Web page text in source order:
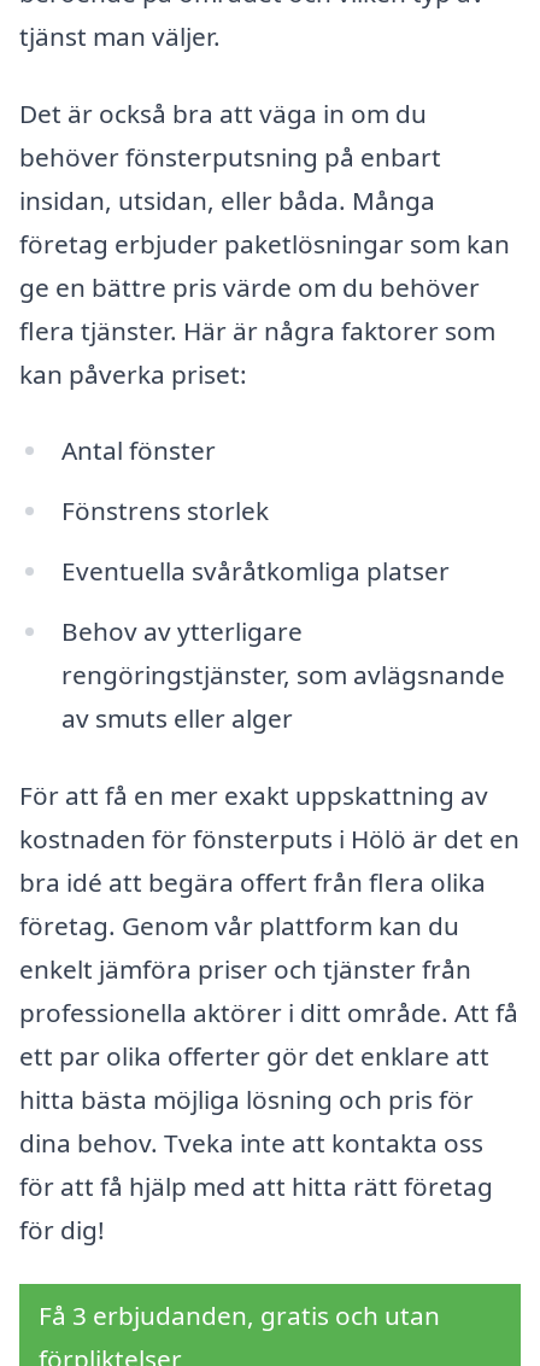
tjänst man väljer.
Det är också bra att väga in om du
behöver fönsterputsning på enbart
insidan, utsidan, eller båda. Många
företag erbjuder paketlösningar som kan
ge en bättre pris värde om du behöver
flera tjänster. Här är några faktorer som
kan påverka priset:
Antal fönster
Fönstrens storlek
Eventuella svåråtkomliga platser
Behov av ytterligare
rengöringstjänster, som avlägsnande
av smuts eller alger
För att få en mer exakt uppskattning av
kostnaden för fönsterputs i Hölö är det en
bra idé att begära offert från flera olika
företag. Genom vår plattform kan du
enkelt jämföra priser och tjänster från
professionella aktörer i ditt område. Att få
ett par olika offerter gör det enklare att
hitta bästa möjliga lösning och pris för
dina behov. Tveka inte att kontakta oss
för att få hjälp med att hitta rätt företag
för dig!
Få 3 erbjudanden, gratis och utan